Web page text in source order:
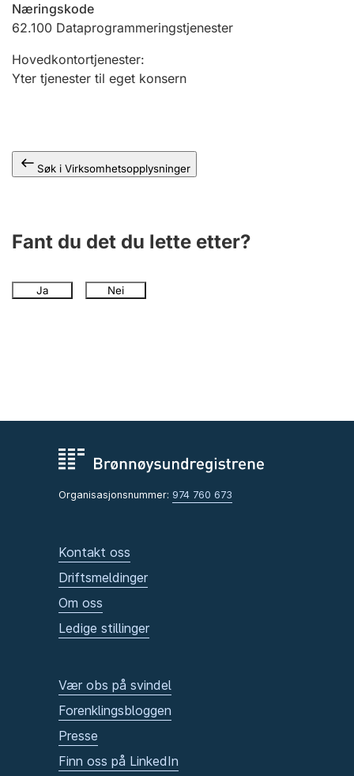
Offentlig sektor
Andre tema
Næringskode
62.100 Dataprogrammeringstjenester
Hovedkontortjenester:
Yter tjenester til eget konsern
Søk i Virksomhetsopplysninger
Fant du det du lette etter?
Ja Nei
Organisasjonsnummer: 974 760 673
Kontakt oss
Driftsmeldinger
Om oss
Ledige stillinger
Vær obs på svindel
Forenklingsbloggen
Presse
Finn oss på LinkedIn